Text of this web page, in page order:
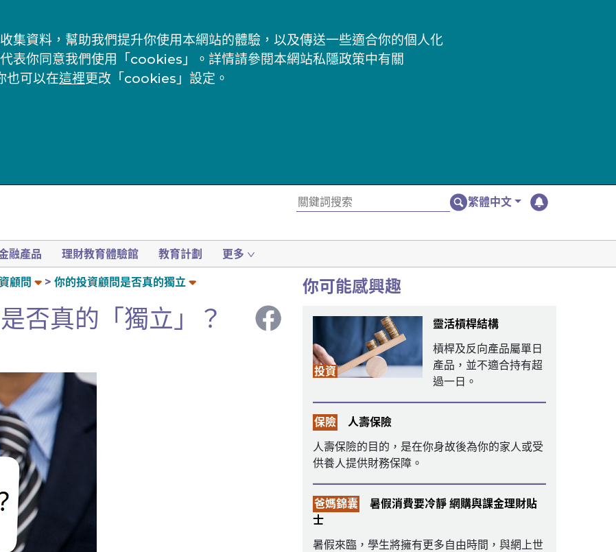
集資料，幫助我們提升你使用本網站的體驗，以及傳送一些適合你的個人化
表你同意我們使用「cookies」。詳情請參閱本網站私隱政策中有關
也可以在這裡更改「cookies」設定。
繁體中文
融產品 理財教育體驗館 教育計劃 更多
顧問 你的投資顧問是否真的獨立
否真的「獨立」？
你可能感興趣
投資
靈活槓桿結構
槓桿及反向產品屬單日
產品，並不適合持有超
過一日。
保險
人壽保險
人壽保險的目的，是在你身故後為你的家人或受
供養人提供財務保障。
爸媽錦囊
暑假消費要冷靜 網購與課金理財貼
士
暑假來臨，學生將擁有更多自由時間，與網上世